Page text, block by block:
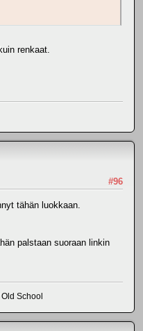
renkaat.
#96
tähän luokkaan.
palstaan suoraan linkin
School